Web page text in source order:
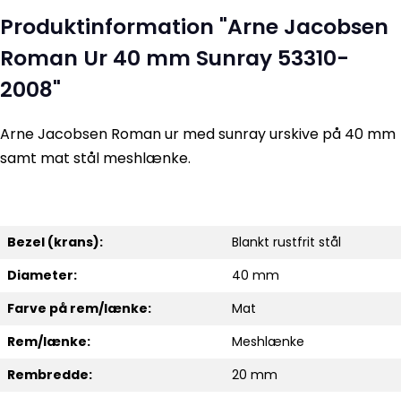
Produktinformation "Arne Jacobsen
Roman Ur 40 mm Sunray 53310-
2008"
Arne Jacobsen Roman ur med sunray urskive på 40 mm
samt mat stål meshlænke.
Bezel (krans):
Blankt rustfrit stål
Diameter:
40 mm
Farve på rem/lænke:
Mat
Rem/lænke:
Meshlænke
Rembredde:
20 mm